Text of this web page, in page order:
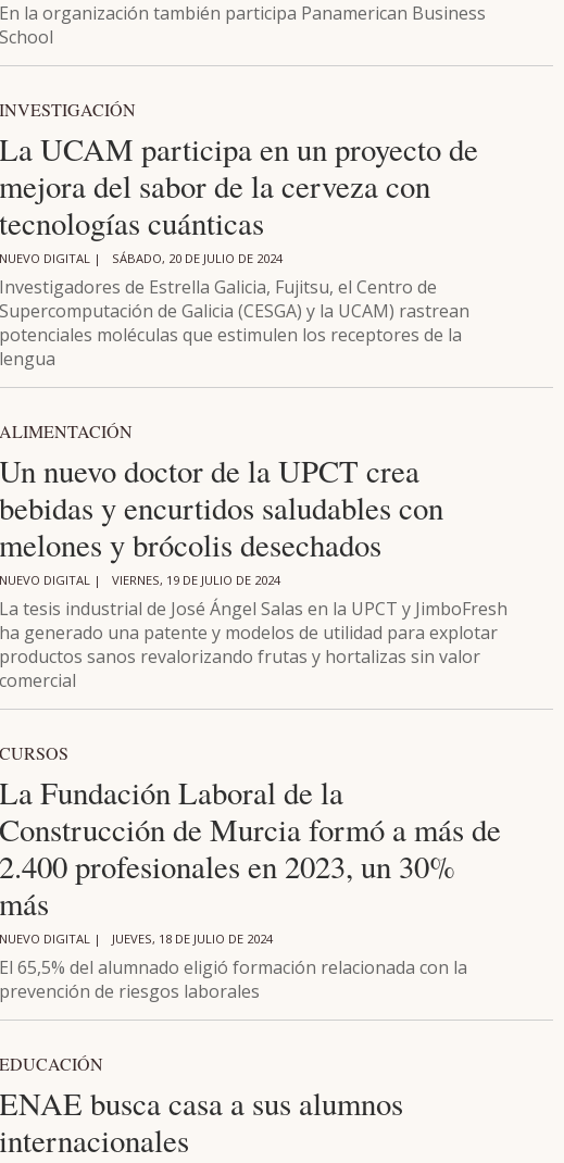
En la organización también participa Panamerican Business
School
INVESTIGACIÓN
La UCAM participa en un proyecto de
mejora del sabor de la cerveza con
tecnologías cuánticas
NUEVO DIGITAL | SÁBADO, 20 DE JULIO DE 2024
Investigadores de Estrella Galicia, Fujitsu, el Centro de
Supercomputación de Galicia (CESGA) y la UCAM) rastrean
potenciales moléculas que estimulen los receptores de la
lengua
ALIMENTACIÓN
Un nuevo doctor de la UPCT crea
bebidas y encurtidos saludables con
melones y brócolis desechados
NUEVO DIGITAL | VIERNES, 19 DE JULIO DE 2024
La tesis industrial de José Ángel Salas en la UPCT y JimboFresh
ha generado una patente y modelos de utilidad para explotar
productos sanos revalorizando frutas y hortalizas sin valor
comercial
CURSOS
La Fundación Laboral de la
Construcción de Murcia formó a más de
2.400 profesionales en 2023, un 30%
más
NUEVO DIGITAL | JUEVES, 18 DE JULIO DE 2024
El 65,5% del alumnado eligió formación relacionada con la
prevención de riesgos laborales
EDUCACIÓN
ENAE busca casa a sus alumnos
internacionales